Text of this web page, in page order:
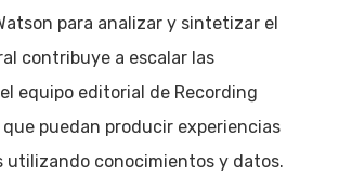
para analizar y sintetizar el
contribuye a escalar las
equipo editorial de Recording
puedan producir experiencias
utilizando conocimientos y datos.